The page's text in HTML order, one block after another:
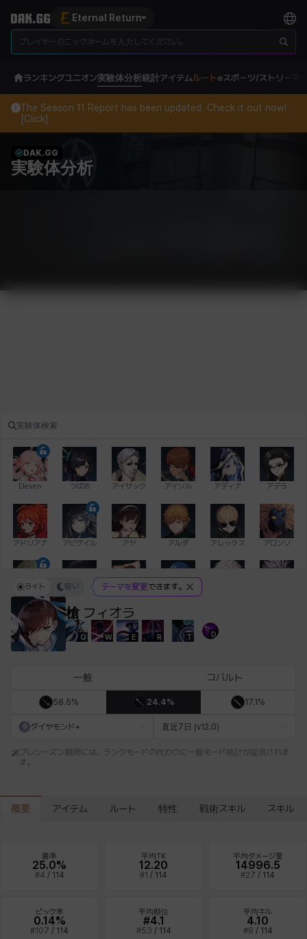
Eternal Return
ランキングユニオン実験体分析統計アイテムルートeスポーツ/ストリーマ
The Season 11 Report has been updated. Check it out now!
[Click]
DAK.GG
実験体分析
Eleven つばめ アイザック アイソル アディナ アデラ
アドリアナ アビゲイル アヤ アルダ アレックス アロンソ
イアン イレム ウィリアム
キアラ キャッシー
槍 フィオラ
Q W E R T D
ライト 暗い テーマを変更できます。
一般 コバルト
58.5% 24.4% 17.1%
ダイヤモンド+ 直近7日 (v12.0)
プレシーズン期間には、ランクモードの代わりに一般モード統計が提供されま
す。
概要 アイテム ルート 特性 戦術スキル スキル
勝率
25.0%
#4 / 114
平均TK
12.20
#1 / 114
平均ダメージ量
14996.5
#27 / 114
ピック率
0.14%
#107 / 114
平均順位
#4.1
#53 / 114
平均キル
4.10
#8 / 114